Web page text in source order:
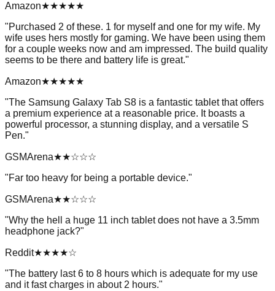
Amazon★★★★★
"Purchased 2 of these. 1 for myself and one for my wife. My
wife uses hers mostly for gaming. We have been using them
for a couple weeks now and am impressed. The build quality
seems to be there and battery life is great."
Amazon★★★★★
"The Samsung Galaxy Tab S8 is a fantastic tablet that offers
a premium experience at a reasonable price. It boasts a
powerful processor, a stunning display, and a versatile S
Pen."
GSMArena★★☆☆☆
"Far too heavy for being a portable device."
GSMArena★★☆☆☆
"Why the hell a huge 11 inch tablet does not have a 3.5mm
headphone jack?"
Reddit★★★★☆
"The battery last 6 to 8 hours which is adequate for my use
and it fast charges in about 2 hours."